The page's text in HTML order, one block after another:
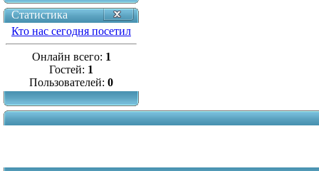
Статистика
Кто нас сегодня посетил
Онлайн всего: 1
Гостей: 1
Пользователей: 0